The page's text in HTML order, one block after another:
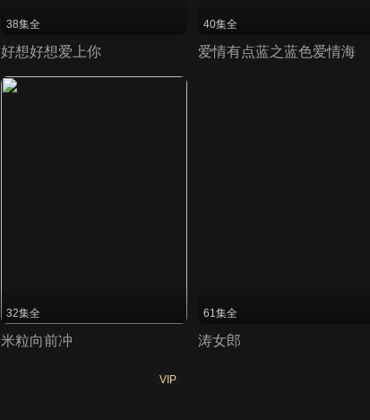
38集全
好想好想爱上你
40集全
爱情有点蓝之蓝色爱情海
32集全
米粒向前冲
61集全
涛女郎
VIP